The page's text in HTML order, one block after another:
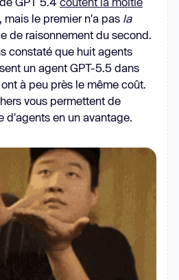
, mais le premier n'a pas la
de raisonnement du second.
constaté que huit agents
un agent GPT-5.5 dans
à peu près le même coût.
vous permettent de
d'agents en un avantage.